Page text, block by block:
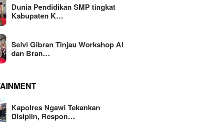
Dunia Pendidikan SMP tingkat
Kabupaten K…
Selvi Gibran Tinjau Workshop AI
dan Bran…
Kapolres Ngawi Tekankan
Disiplin, Respon…